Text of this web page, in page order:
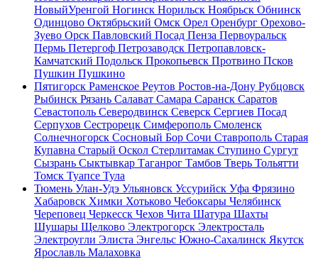
НовыйУренгой Ногинск Норильск Ноябрьск Обнинск
Одинцово Октябрьский Омск Орел Оренбург Орехово-
Зуево Орск Павловский Посад Пенза Первоуральск
Пермь Петергоф Петрозаводск Петропавловск-
Камчатский Подольск Прокопьевск Протвино Псков
Пушкин Пушкино
Пятигорск Раменское Реутов Ростов-на-Дону Рубцовск
Рыбинск Рязань Салават Самара Саранск Саратов
Севастополь Северодвинск Северск Сергиев Посад
Серпухов Сестрорецк Симферополь Смоленск
Солнечногорск Сосновый Бор Сочи Ставрополь Старая
Купавна Старый Оскол Стерлитамак Ступино Сургут
Сызрань Сыктывкар Таганрог Тамбов Тверь Тольятти
Томск Туапсе Тула
Тюмень Улан-Удэ Ульяновск Уссурийск Уфа Фрязино
Хабаровск Химки Хотьково Чебоксары Челябинск
Череповец Черкесск Чехов Чита Шатура Шахты
Шушары Щелково Электрогорск Электросталь
Электроугли Элиста Энгельс Южно-Сахалинск Якутск
Ярославль Малаховка